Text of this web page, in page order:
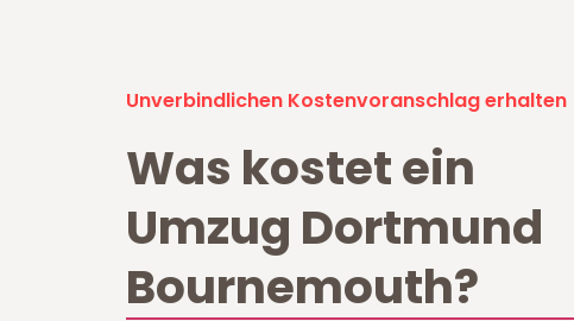
Unverbindlichen Kostenvoranschlag erhalten
Was kostet ein
Umzug Dortmund
Bournemouth?